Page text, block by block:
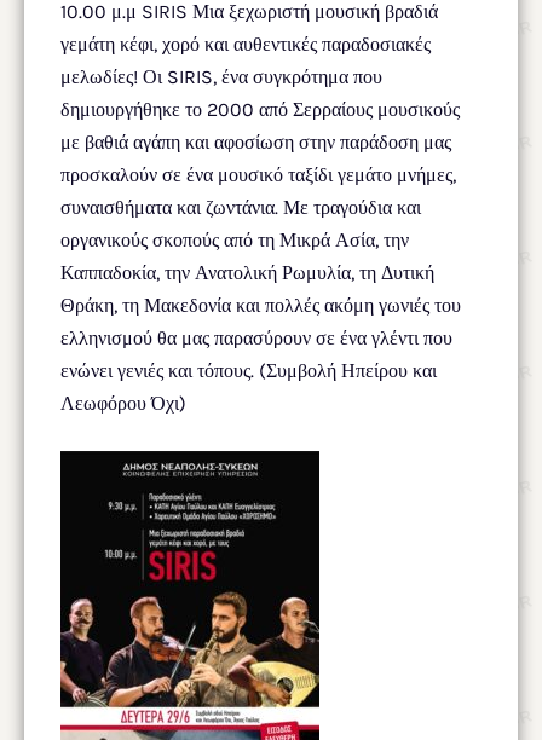
10.00 μ.μ SIRIS Μια ξεχωριστή μουσική βραδιά
γεμάτη κέφι, χορό και αυθεντικές παραδοσιακές
μελωδίες! Οι SIRIS, ένα συγκρότημα που
δημιουργήθηκε το 2000 από Σερραίους μουσικούς
με βαθιά αγάπη και αφοσίωση στην παράδοση μας
προσκαλούν σε ένα μουσικό ταξίδι γεμάτο μνήμες,
συναισθήματα και ζωντάνια. Με τραγούδια και
οργανικούς σκοπούς από τη Μικρά Ασία, την
Καππαδοκία, την Ανατολική Ρωμυλία, τη Δυτική
Θράκη, τη Μακεδονία και πολλές ακόμη γωνιές του
ελληνισμού θα μας παρασύρουν σε ένα γλέντι που
ενώνει γενιές και τόπους. (Συμβολή Ηπείρου και
Λεωφόρου Όχι)